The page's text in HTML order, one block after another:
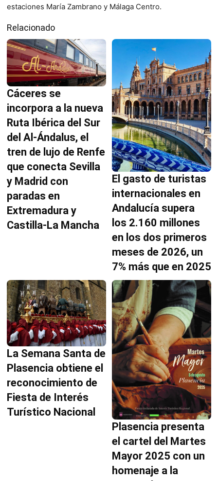
estaciones María Zambrano y Málaga Centro.
Relacionado
Cáceres se
incorpora a la nueva
Ruta Ibérica del Sur
del Al-Ándalus, el
tren de lujo de Renfe
que conecta Sevilla
y Madrid con
paradas en
Extremadura y
Castilla-La Mancha
El gasto de turistas
internacionales en
Andalucía supera
los 2.160 millones
en los dos primeros
meses de 2026, un
7% más que en 2025
La Semana Santa de
Plasencia obtiene el
reconocimiento de
Fiesta de Interés
Turístico Nacional
Plasencia presenta
el cartel del Martes
Mayor 2025 con un
homenaje a la